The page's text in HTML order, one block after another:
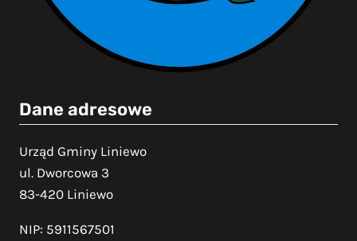
Dane adresowe
Urząd Gminy Liniewo
ul. Dworcowa 3
83-420 Liniewo
NIP: 5911567501